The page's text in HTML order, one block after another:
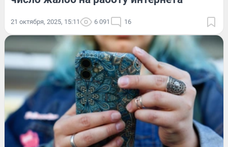
21 октября, 2025, 15:11 6 091 16